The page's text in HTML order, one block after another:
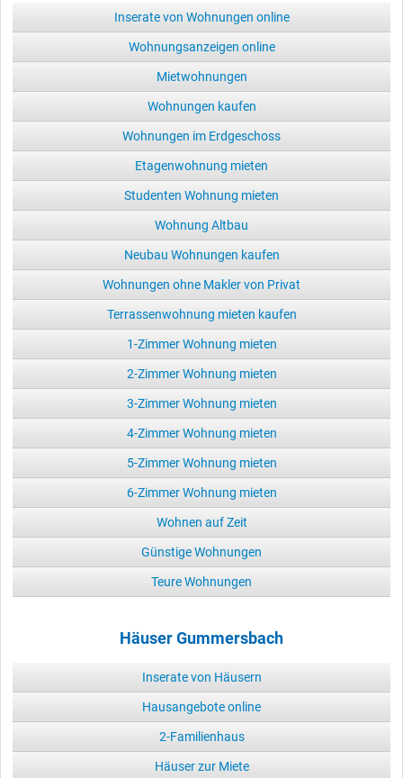
Inserate von Wohnungen online
Wohnungsanzeigen online
Mietwohnungen
Wohnungen kaufen
Wohnungen im Erdgeschoss
Etagenwohnung mieten
Studenten Wohnung mieten
Wohnung Altbau
Neubau Wohnungen kaufen
Wohnungen ohne Makler von Privat
Terrassenwohnung mieten kaufen
1-Zimmer Wohnung mieten
2-Zimmer Wohnung mieten
3-Zimmer Wohnung mieten
4-Zimmer Wohnung mieten
5-Zimmer Wohnung mieten
6-Zimmer Wohnung mieten
Wohnen auf Zeit
Günstige Wohnungen
Teure Wohnungen
Häuser Gummersbach
Inserate von Häusern
Hausangebote online
2-Familienhaus
Häuser zur Miete